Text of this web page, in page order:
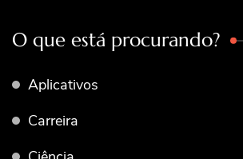
O que está procurando?
Aplicativos
Carreira